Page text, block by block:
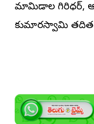
మామిడాల గిరిధర్‌,
కుమారస్వామి